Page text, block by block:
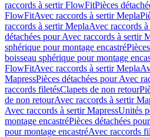
raccords à sertir FlowFitPièces
FlowFitAvec raccords à sertir Mepla
raccords à sertir MeplaAvec raccords
détachées pour Avec raccords à sertir
sphérique pour montage encastré
boisseau sphérique pour montage
FlowFitAvec raccords à sertir Mepla
MapressPièces détachées pour Avec
raccords filetésClapets de non retour
de non retourAvec raccords à sertir
Avec raccords à sertir MapressUnités
montage encastréPièces détachées
pour montage encastréAvec raccords